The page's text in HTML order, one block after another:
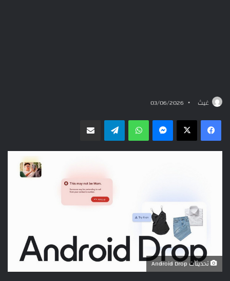
غيث 03/06/2026
ماسنجر واتسابتيلقرام
تحديثات Android Drop